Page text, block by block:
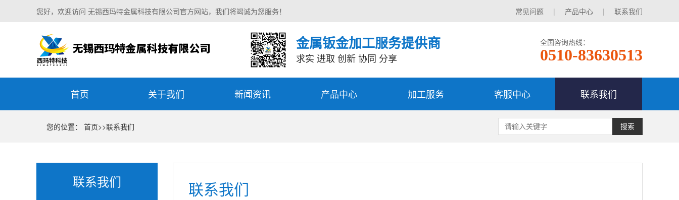
常见问题 | 产品中心 | 联系我们
您好，欢迎访问 无锡西玛特金属科技有限公司官方网站，我们将竭诚为您服务！
金属钣金加工服务提供商
求实 进取 创新 协同 分享
全国咨询热线：
0510-83630513
首页 关于我们 新闻资讯 产品中心 加工服务 客服中心 联系我们
搜索
您的位置： 首页>>联系我们
联系我们 联系我们